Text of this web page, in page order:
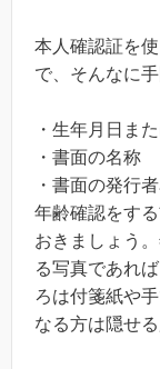
本人確認証を
で、そんなに
・生年月日ま
・書面の名称
・書面の発行
年齢確認をす
おきましょう
る写真であれ
ろは付箋紙や
なる方は隠せ